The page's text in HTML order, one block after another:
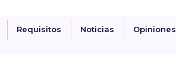
VER MÁS
Requisitos Noticias Opiniones